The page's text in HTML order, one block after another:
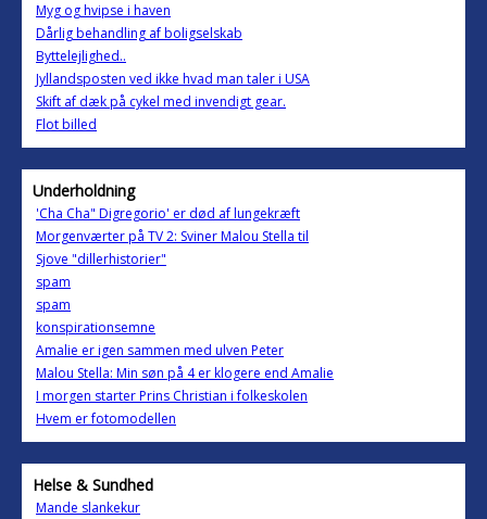
Myg og hvipse i haven
Dårlig behandling af boligselskab
Byttelejlighed..
Jyllandsposten ved ikke hvad man taler i USA
Skift af dæk på cykel med invendigt gear.
Flot billed
Underholdning
'Cha Cha" Digregorio' er død af lungekræft
Morgenværter på TV 2: Sviner Malou Stella til
Sjove "dillerhistorier"
spam
spam
konspirationsemne
Amalie er igen sammen med ulven Peter
Malou Stella: Min søn på 4 er klogere end Amalie
I morgen starter Prins Christian i folkeskolen
Hvem er fotomodellen
Helse & Sundhed
Mande slankekur